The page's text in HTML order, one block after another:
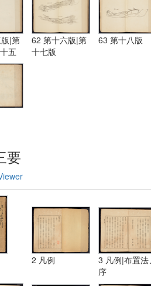
|第
五
62 第十六版|第
十七版
63 第十八版
要
2 凡例
3 凡例|布置法
序